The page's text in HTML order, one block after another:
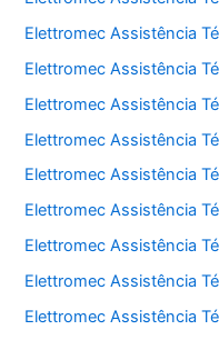
Elettromec Assistência
Elettromec Assistência
Elettromec Assistência
Elettromec Assistência
Elettromec Assistência
Elettromec Assistência
Elettromec Assistência
Elettromec Assistência
Elettromec Assistência